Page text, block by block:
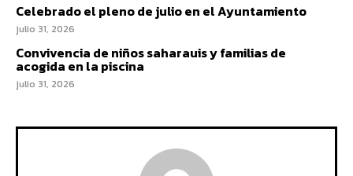
Celebrado el pleno de julio en el Ayuntamiento
julio 31, 2026
Convivencia de niños saharauis y familias de
acogida en la piscina
julio 31, 2026